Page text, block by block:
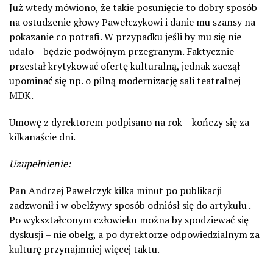
Już wtedy mówiono, że takie posunięcie to dobry sposób
na ostudzenie głowy Pawełczykowi i danie mu szansy na
pokazanie co potrafi. W przypadku jeśli by mu się nie
udało – będzie podwójnym przegranym. Faktycznie
przestał krytykować ofertę kulturalną, jednak zaczął
upominać się np. o pilną modernizację sali teatralnej
MDK.
Umowę z dyrektorem podpisano na rok – kończy się za
kilkanaście dni.
Uzupełnienie:
Pan Andrzej Pawełczyk kilka minut po publikacji
zadzwonił i w obelżywy sposób odniósł się do artykułu .
Po wykształconym człowieku można by spodziewać się
dyskusji – nie obelg, a po dyrektorze odpowiedzialnym za
kulturę przynajmniej więcej taktu.